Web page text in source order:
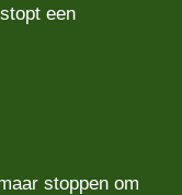
een
stoppen om